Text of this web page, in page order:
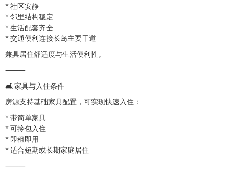
* 社区安静
* 邻里结构稳定
* 生活配套齐全
* 交通便利连接长岛主要干道
兼具居住舒适度与生活便利性。
⸻
🛋 家具与入住条件
房源支持基础家具配置，可实现快速入住：
* 带简单家具
* 可拎包入住
* 即租即用
* 适合短期或长期家庭居住
⸻